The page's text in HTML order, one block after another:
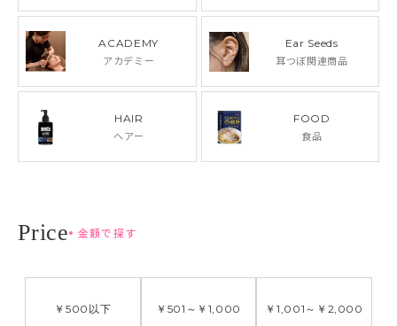
ACADEMY
アカデミー
Ear Seeds
耳つぼ関連商品
HAIR
ヘアー
FOOD
食品
金額で探す
￥500 以下 ￥501 ～ ￥1,000 ￥1,001 ～ ￥2,000